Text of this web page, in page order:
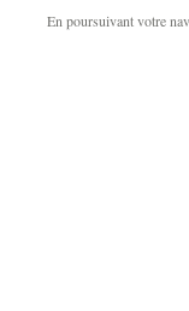
En poursuivant votre